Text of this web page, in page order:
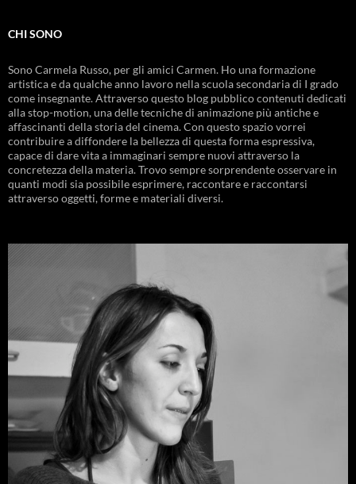
CHI SONO
Sono Carmela Russo, per gli amici Carmen. Ho una formazione
artistica e da qualche anno lavoro nella scuola secondaria di I grado
come insegnante. Attraverso questo blog pubblico contenuti dedicati
alla stop-motion, una delle tecniche di animazione più antiche e
affascinanti della storia del cinema. Con questo spazio vorrei
contribuire a diffondere la bellezza di questa forma espressiva,
capace di dare vita a immaginari sempre nuovi attraverso la
concretezza della materia. Trovo sempre sorprendente osservare in
quanti modi sia possibile esprimere, raccontare e raccontarsi
attraverso oggetti, forme e materiali diversi.